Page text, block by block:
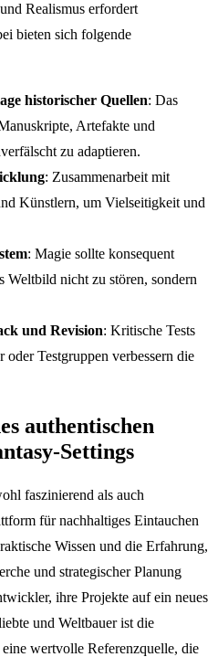
Realismus erfordert
bieten sich folgende
historischer Quellen: Das
Artefakte und
zu adaptieren.
: Zusammenarbeit mit
Künstlern, um Vielseitigkeit und
: Magie sollte konsequent
Weltbild nicht zu stören, sondern
und Revision: Kritische Tests
Testgruppen verbessern die
authentischen
Settings
faszinierend als auch
für nachhaltiges Eintauchen
Wissen und die Erfahrung,
und strategischer Planung
ihre Projekte auf ein neues
und Weltbauer ist die
wertvolle Referenzquelle, die